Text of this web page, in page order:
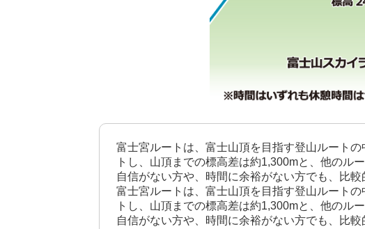
富士宮ルートは、富士山頂を目指す登山ルート
トし、山頂までの標高差は約1,300mと、他のル
自信がない方や、時間に余裕がない方でも、比較
富士宮ルートは、富士山頂を目指す登山ルート
トし、山頂までの標高差は約1,300mと、他のル
自信がない方や、時間に余裕がない方でも、比較